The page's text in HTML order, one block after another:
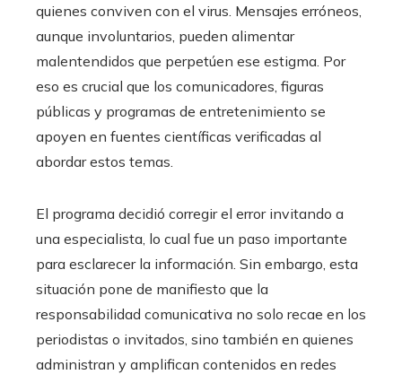
quienes conviven con el virus. Mensajes erróneos,
aunque involuntarios, pueden alimentar
malentendidos que perpetúen ese estigma. Por
eso es crucial que los comunicadores, figuras
públicas y programas de entretenimiento se
apoyen en fuentes científicas verificadas al
abordar estos temas.
El programa decidió corregir el error invitando a
una especialista, lo cual fue un paso importante
para esclarecer la información. Sin embargo, esta
situación pone de manifiesto que la
responsabilidad comunicativa no solo recae en los
periodistas o invitados, sino también en quienes
administran y amplifican contenidos en redes